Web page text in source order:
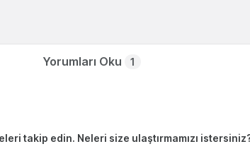
Yorumları Oku 1
takip edin. Neleri size ulaştırmamızı